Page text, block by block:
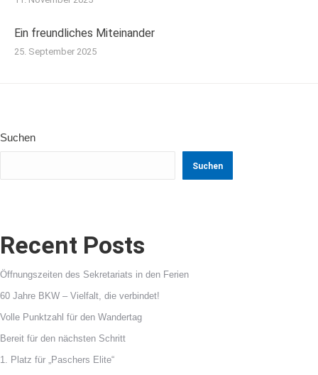
Ein freundliches Miteinander
25. September 2025
Suchen
Suchen
Recent Posts
Öffnungszeiten des Sekretariats in den Ferien
60 Jahre BKW – Vielfalt, die verbindet!
Volle Punktzahl für den Wandertag
Bereit für den nächsten Schritt
1. Platz für „Paschers Elite“